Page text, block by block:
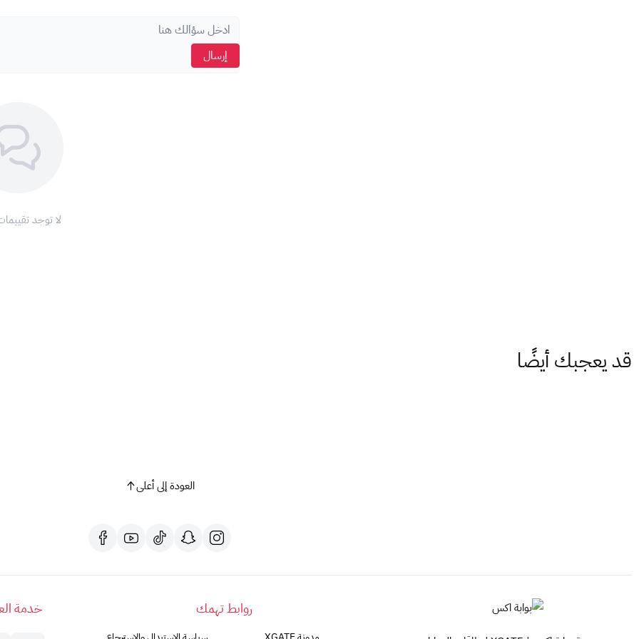
لمزيد من المساعدة، يمكنك الاتصال بمركز خدمة العملاء على
باقة زين شباب 179: خيارك الأمثل للتواصل والبقاء على اتصال!
إرسال
لا توجد
قد يعجبك أيضًا
العودة إلى أعلى
روابط تهمك خدمة